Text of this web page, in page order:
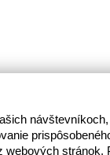
webových stránok.